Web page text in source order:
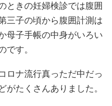
ときの妊婦検診では腹囲
三子の頃から腹囲計測は
母子手帳の中身がいろい
です。
ロナ流行真っただ中だっ
がたくさんありました。